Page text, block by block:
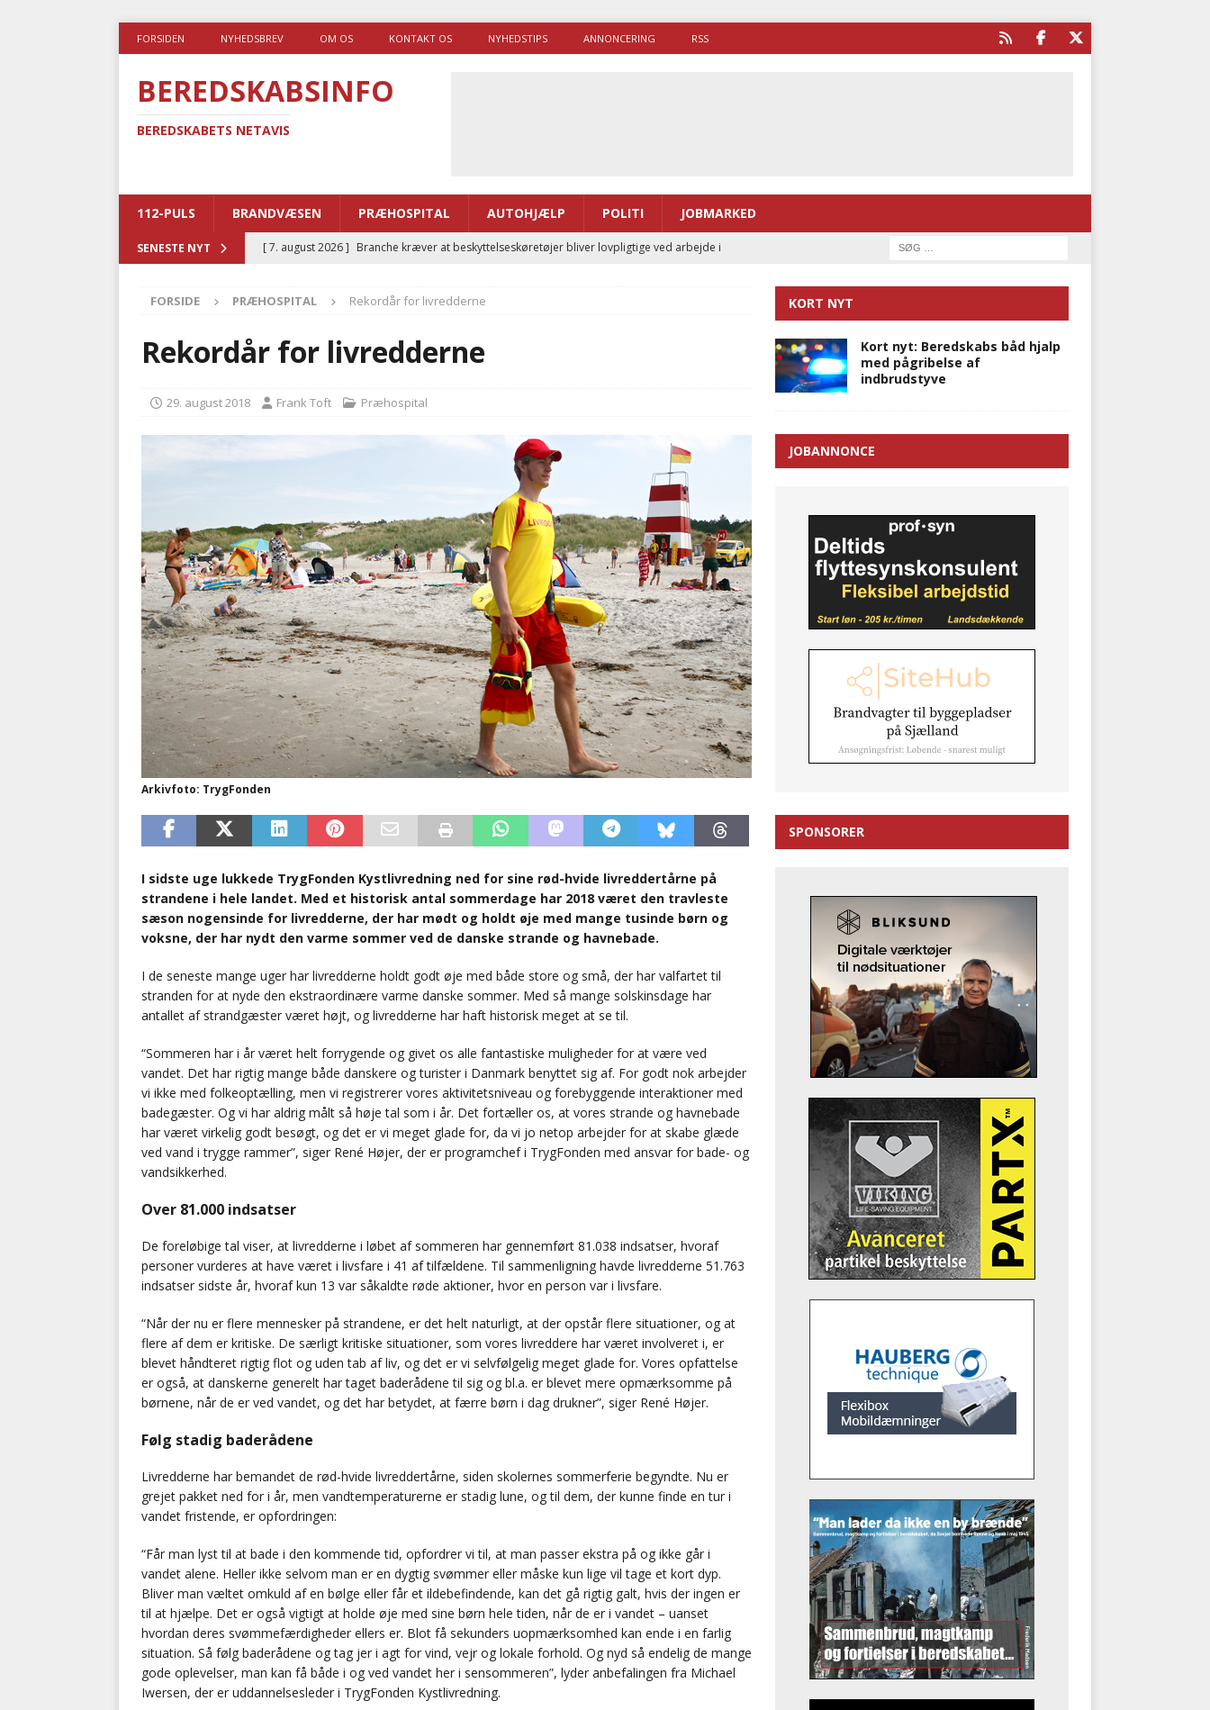
FORSIDEN NYHEDSBREV OM OS KONTAKT OS NYHEDSTIPS ANNONCERING RSS
BEREDSKABSINFO
BEREDSKABETS NETAVIS
112-PULS BRANDVÆSEN PRÆHOSPITAL AUTOHJÆLP POLITI JOBMARKED
SENESTE NYT [ 7. august 2026 ] Branche kræver at beskyttelseskøretøjer bliver lovpligtige ved arbejde i
[ 6. august 2026 ] Brandvæsenernes gennemsnitlige responstid steg med 9 sekunder i 2025
BRANDVÆSEN
i det offentlige
PRÆHOSPITAL
[ 8. august 2026 ]
Klagenævn: Tilbud på patienttransport kunne ikke ændres efter
FORSIDE PRÆHOSPITAL Rekordår for livredderne
Rekordår for livredderne
29. august 2018 Frank Toft Præhospital
Arkivfoto: TrygFonden
I sidste uge lukkede TrygFonden Kystlivredning ned for sine rød-hvide livreddertårne på
strandene i hele landet. Med et historisk antal sommerdage har 2018 været den travleste
sæson nogensinde for livredderne, der har mødt og holdt øje med mange tusinde børn og
voksne, der har nydt den varme sommer ved de danske strande og havnebade.
I de seneste mange uger har livredderne holdt godt øje med både store og små, der har valfartet til
stranden for at nyde den ekstraordinære varme danske sommer. Med så mange solskinsdage har
antallet af strandgæster været højt, og livredderne har haft historisk meget at se til.
“Sommeren har i år været helt forrygende og givet os alle fantastiske muligheder for at være ved
vandet. Det har rigtig mange både danskere og turister i Danmark benyttet sig af. For godt nok arbejder
vi ikke med folkeoptælling, men vi registrerer vores aktivitetsniveau og forebyggende interaktioner med
badegæster. Og vi har aldrig målt så høje tal som i år. Det fortæller os, at vores strande og havnebade
har været virkelig godt besøgt, og det er vi meget glade for, da vi jo netop arbejder for at skabe glæde
ved vand i trygge rammer”, siger René Højer, der er programchef i TrygFonden med ansvar for bade- og
vandsikkerhed.
Over 81.000 indsatser
De foreløbige tal viser, at livredderne i løbet af sommeren har gennemført 81.038 indsatser, hvoraf
personer vurderes at have været i livsfare i 41 af tilfældene. Til sammenligning havde livredderne 51.763
indsatser sidste år, hvoraf kun 13 var såkaldte røde aktioner, hvor en person var i livsfare.
“Når der nu er flere mennesker på strandene, er det helt naturligt, at der opstår flere situationer, og at
flere af dem er kritiske. De særligt kritiske situationer, som vores livreddere har været involveret i, er
blevet håndteret rigtig flot og uden tab af liv, og det er vi selvfølgelig meget glade for. Vores opfattelse
er også, at danskerne generelt har taget baderådene til sig og bl.a. er blevet mere opmærksomme på
børnene, når de er ved vandet, og det har betydet, at færre børn i dag drukner”, siger René Højer.
Følg stadig baderådene
Livredderne har bemandet de rød-hvide livreddertårne, siden skolernes sommerferie begyndte. Nu er
grejet pakket ned for i år, men vandtemperaturerne er stadig lune, og til dem, der kunne finde en tur i
vandet fristende, er opfordringen:
“Får man lyst til at bade i den kommende tid, opfordrer vi til, at man passer ekstra på og ikke går i
vandet alene. Heller ikke selvom man er en dygtig svømmer eller måske kun lige vil tage et kort dyp.
Bliver man væltet omkuld af en bølge eller får et ildebefindende, kan det gå rigtig galt, hvis der ingen er
til at hjælpe. Det er også vigtigt at holde øje med sine børn hele tiden, når de er i vandet – uanset
hvordan deres svømmefærdigheder ellers er. Blot få sekunders uopmærksomhed kan ende i en farlig
situation. Så følg baderådene og tag jer i agt for vind, vejr og lokale forhold. Og nyd så endelig de mange
gode oplevelser, man kan få både i og ved vandet her i sensommeren”, lyder anbefalingen fra Michael
Iwersen, der er uddannelsesleder i TrygFonden Kystlivredning.
KORT NYT
Kort nyt: Beredskabs båd hjalp
med pågribelse af
indbrudstyve
JOBANNONCE
SPONSORER